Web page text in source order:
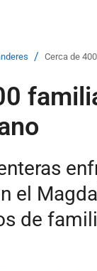
/ Cerca de
el
de